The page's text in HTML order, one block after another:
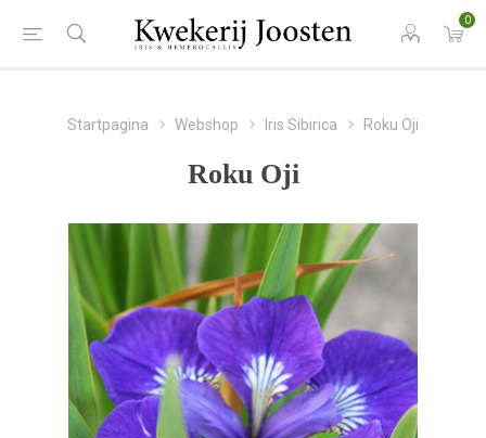
0
Startpagina Webshop Iris Sibirica Roku Oji
Roku Oji